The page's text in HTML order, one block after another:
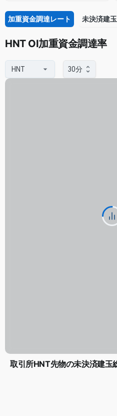
加重資金調達レート 未決済建玉
HNT OI加重資金調達率
30分
取引所HNT先物の未決済建玉